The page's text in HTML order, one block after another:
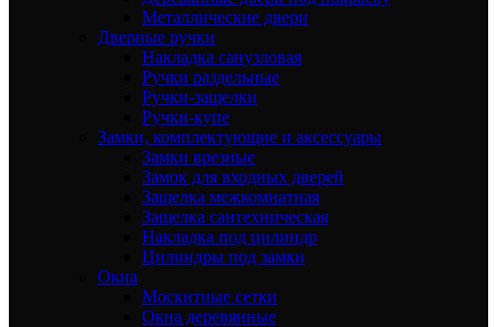
Металлические двери
Дверные ручки
Накладка санузловая
Ручки раздельные
Ручки-защелки
Ручки-купе
Замки, комплектующие и аксессуары
Замки врезные
Замок для входных дверей
Защелка межкомнатная
Защелка сантехническая
Накладка под цилиндр
Цилиндры под замки
Окна
Москитные сетки
Окна деревянные